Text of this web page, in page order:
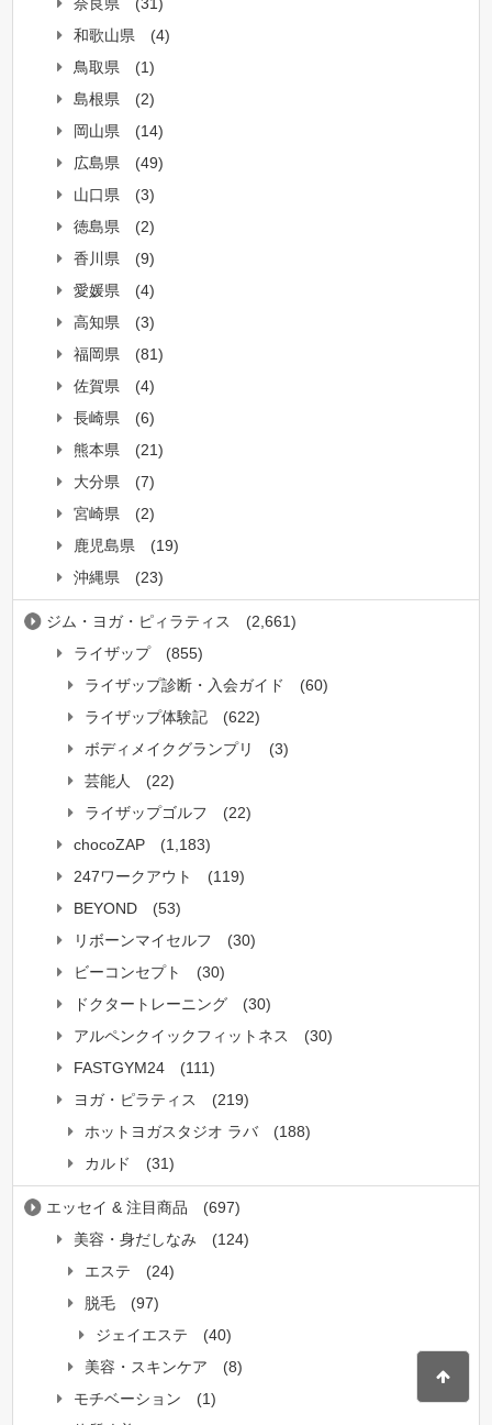
奈良県
(31)
和歌山県
(4)
鳥取県
(1)
島根県
(2)
岡山県
(14)
広島県
(49)
山口県
(3)
徳島県
(2)
香川県
(9)
愛媛県
(4)
高知県
(3)
福岡県
(81)
佐賀県
(4)
長崎県
(6)
熊本県
(21)
大分県
(7)
宮崎県
(2)
鹿児島県
(19)
沖縄県
(23)
ジム・ヨガ・ピィラティス
(2,661)
ライザップ
(855)
ライザップ診断・入会ガイド
(60)
ライザップ体験記
(622)
ボディメイクグランプリ
(3)
芸能人
(22)
ライザップゴルフ
(22)
chocoZAP
(1,183)
247ワークアウト
(119)
BEYOND
(53)
リボーンマイセルフ
(30)
ビーコンセプト
(30)
ドクタートレーニング
(30)
アルペンクイックフィットネス
(30)
FASTGYM24
(111)
ヨガ・ピラティス
(219)
ホットヨガスタジオ ラバ
(188)
カルド
(31)
エッセイ & 注目商品
(697)
美容・身だしなみ
(124)
エステ
(24)
脱毛
(97)
ジェイエステ
(40)
美容・スキンケア
(8)
モチベーション
(1)